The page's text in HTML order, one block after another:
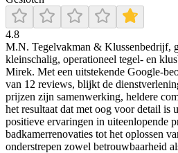
4.8
M.N. Tegelvakman & Klussenbedrijf,
kleinschalig, operationeel tegel- en
Mirek. Met een uitstekende Google-
van 12 reviews, blijkt de
prijzen zijn samenwerking, heldere
het resultaat dat met oog voor detail is
positieve ervaringen in uiteenlopende
badkamerrenovaties tot het oplossen
onderstrepen zowel betrouwbaarheid